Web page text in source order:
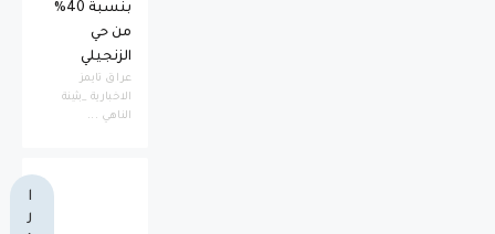
بنسبة 40%
من حي
الزنجيلي
عراق تايمز
الاخبارية _بثينة
الناهي ...
ا
ل